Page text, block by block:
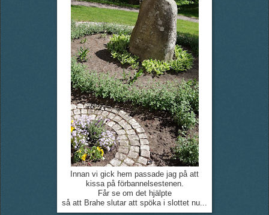
Innan vi gick hem passade jag på att
kissa på förbannelsestenen.
Får se om det hjälpte
så att Brahe slutar att spöka i slottet nu...